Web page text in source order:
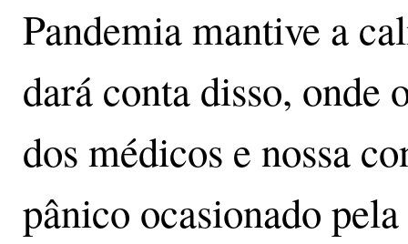
Pandemia mantive a
dará conta disso, onde
dos médicos e nossa
pânico ocasionado